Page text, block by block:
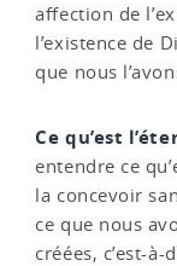
affection de
l’existence de
que nous
Ce qu’est
entendre ce
la concevoir
ce que nous
créées, c’est-